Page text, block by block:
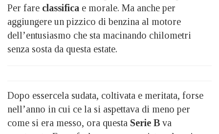
Per fare classifica e morale. Ma anche per
aggiungere un pizzico di benzina al motore
dell’entusiasmo che sta macinando chilometri
senza sosta da questa estate.
Dopo essercela sudata, coltivata e meritata, forse
nell’anno in cui ce la si aspettava di meno per
come si era messo, ora questa Serie B va